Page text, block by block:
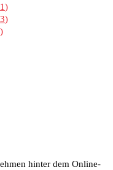
hinter dem Online-